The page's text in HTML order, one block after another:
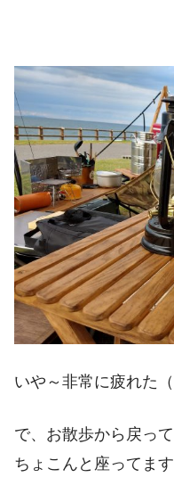
いや～非常に疲れた（
で、お散歩から戻っ
ちょこんと座ってます